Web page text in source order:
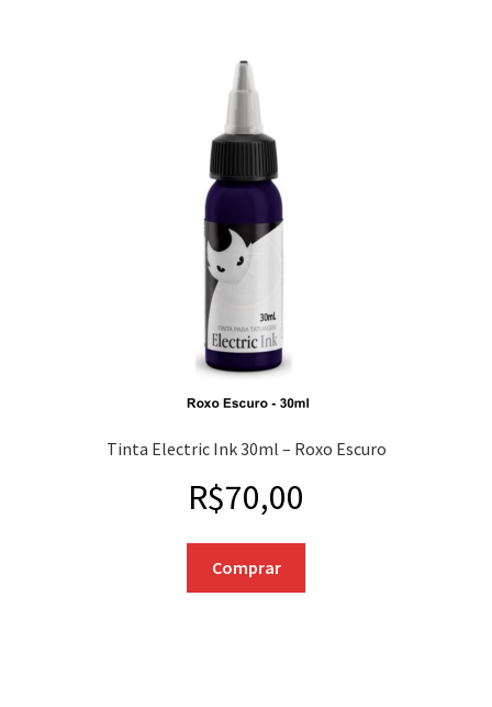
Tinta Electric Ink 30ml – Roxo Escuro
R$70,00
Comprar